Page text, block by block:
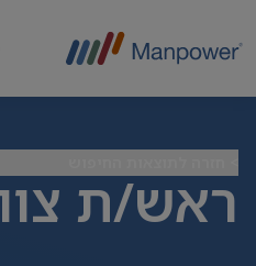
ראש/ת